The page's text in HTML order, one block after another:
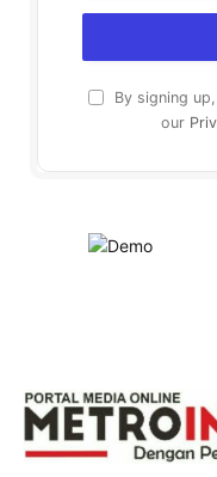
By signing
our